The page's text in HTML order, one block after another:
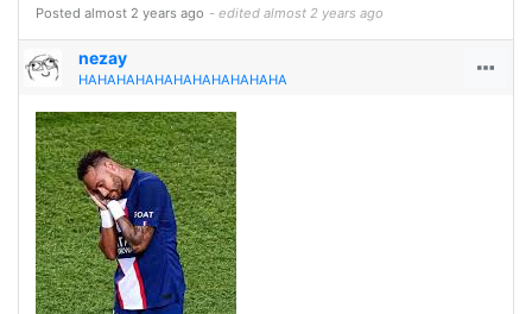
Posted almost 2 years ago - edited almost 2 years ago
nezay
HAHAHAHAHAHAHAHAHAHAHA